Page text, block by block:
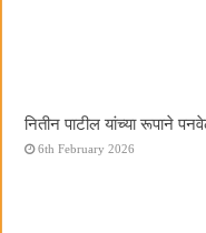
नितीन पाटील यांच्या रूपाने
6th February 2026